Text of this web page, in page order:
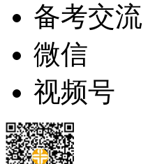
备考交流
微信
视频号